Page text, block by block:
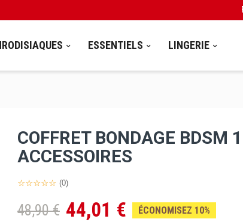
ESSENTIELS LINGERIE
COFFRET BONDAGE BDSM
ACCESSOIRES
(0)
48,90 € 44,01 € ÉCONOMISEZ 10%